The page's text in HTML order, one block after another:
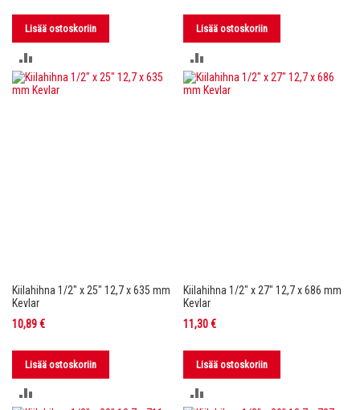
Lisää ostoskoriin
VERTAILUUN
Lisää ostoskoriin
VERTAILUUN
Kiilahihna 1/2" x 25" 12,7 x 635 mm
Kevlar
10,89 €
Lisää ostoskoriin
Kiilahihna 1/2" x 27" 12,7 x 686 mm
Kevlar
11,30 €
Lisää ostoskoriin